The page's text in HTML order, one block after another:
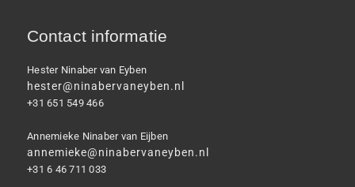
Contact informatie
Hester Ninaber van Eyben
hester@ninabervaneyben.nl
+31 651 549 466
Annemieke Ninaber van Eijben
annemieke@ninabervaneyben.nl
+31 6 46 711 033